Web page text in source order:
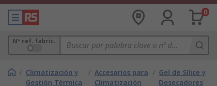
0
Nº ref. fabric.
/ Climatización y
Gestión Térmica
/ Accesorios para
Climatización
/ Gel de Sílice y
Desecadores